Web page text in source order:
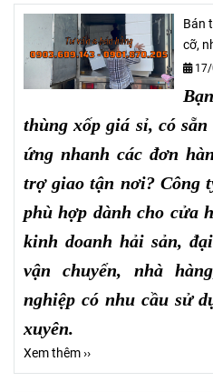
Bán
cỡ,
17/
thùng xốp giá sỉ, có
ứng nhanh các đơn
trợ giao tận nơi? Công
phù hợp dành cho cửa
kinh doanh hải sản,
vận chuyển, nhà
nghiệp có nhu cầu sử
xuyên.
Xem thêm ››